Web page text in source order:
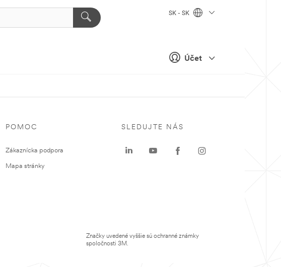
Účet
SK - SK
POMOC
Zákaznícka podpora
Mapa stránky
SLEDUJTE NÁS
Značky uvedené vyššie sú ochranné známky
spoločnosti 3M.